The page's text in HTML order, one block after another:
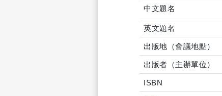
中文題名
英文題名
出版地（會議地點）
出版者（主辦單位）
ISBN